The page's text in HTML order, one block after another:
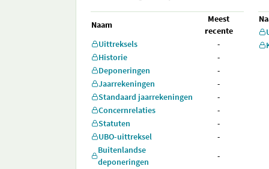
Naam
Meest
recente
Uittreksels
-
Historie
-
Deponeringen
-
Jaarrekeningen
-
Standaard jaarrekeningen
-
Concernrelaties
-
Statuten
-
UBO-uittreksel
-
Buitenlandse
deponeringen
-